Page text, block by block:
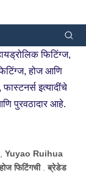
फिटिंग्ज,
होज आणि
इत्यादींचे
पुरवठादार आहे.
Yuyao Ruihua
फिटिंगची .ब्रेडेड